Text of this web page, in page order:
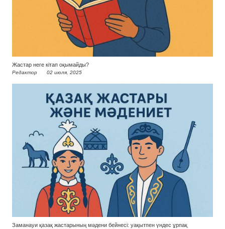
Жастар неге кітап оқымайды?
Редактор 02 июля, 2025
Заманауи қазақ жастарының мәдени бейнесі: уақытпен үндес ұрпақ